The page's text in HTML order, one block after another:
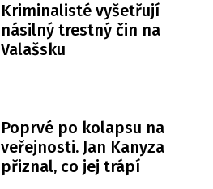
Kriminalisté vyšetřují
násilný trestný čin na
Valašsku
Poprvé po kolapsu na
veřejnosti. Jan Kanyza
přiznal, co jej trápí